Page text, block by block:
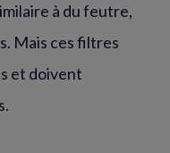
à du feutre,
Mais ces filtres
et doivent